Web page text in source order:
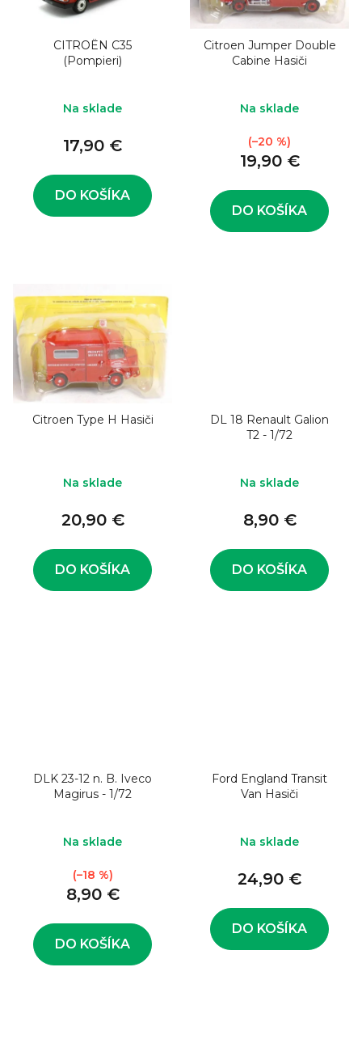
CITROËN C35
(Pompieri)
Na sklade
17,90 €
DO KOŠÍKA
Citroen Jumper Double
Cabine Hasiči
Na sklade
19,90 €
(–20 %)
DO KOŠÍKA
Citroen Type H Hasiči
Na sklade
20,90 €
DO KOŠÍKA
DL 18 Renault Galion
T2 - 1/72
Na sklade
8,90 €
DO KOŠÍKA
DLK 23-12 n. B. Iveco
Magirus - 1/72
Na sklade
8,90 €
(–18 %)
DO KOŠÍKA
Ford England Transit
Van Hasiči
Na sklade
24,90 €
DO KOŠÍKA